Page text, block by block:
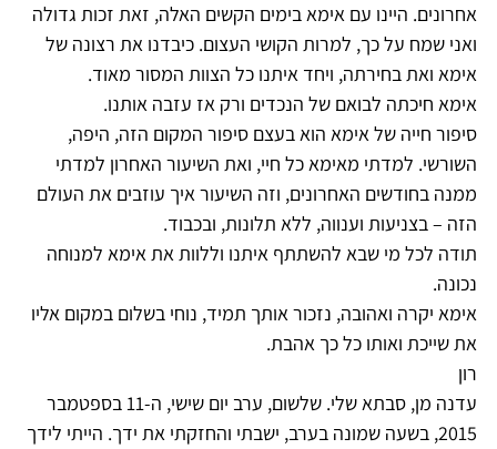
אחרונים. היינו עם אימא בימים הקשים האלה, זאת זכות גדולה
ואני שמח על כך, למרות הקושי העצום. כיבדנו את רצונה של
אימא ואת בחירתה, ויחד איתנו כל הצוות המסור מאוד.
אימא חיכתה לבואם של הנכדים ורק אז עזבה אותנו.
סיפור חייה של אימא הוא בעצם סיפור המקום הזה, היפה,
השורשי. למדתי מאימא כל חיי, ואת השיעור האחרון למדתי
ממנה בחודשים האחרונים, וזה השיעור איך עוזבים את העולם
הזה – בצניעות וענווה, ללא תלונות, ובכבוד.
תודה לכל מי שבא להשתתף איתנו וללוות את אימא למנוחה
נכונה.
אימא יקרה ואהובה, נזכור אותך תמיד, נוחי בשלום במקום אליו
את שייכת ואותו כל כך אהבת.
רון
עדנה מן, סבתא שלי. שלשום, ערב יום שישי, ה-11 בספטמבר
2015, בשעה שמונה בערב, ישבתי והחזקתי את ידך. הייתי לידך